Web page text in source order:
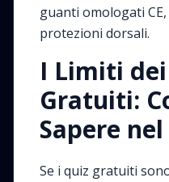
guanti omologati
protezioni dorsali.
I Limiti
Gratuiti:
Sapere nel
Se i quiz gratuiti